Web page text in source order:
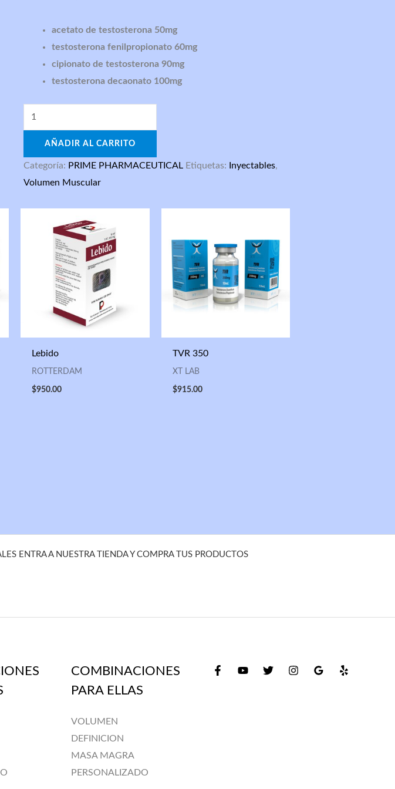
acetato de testosterona 50mg
testosterona fenilpropionato 60mg
cipionato de testosterona 90mg
testosterona decaonato 100mg
AÑADIR AL CARRITO
Categoría: PRIME PHARMACEUTICAL Etiquetas: Inyectables,
Volumen Muscular
Lebido
ROTTERDAM
$950.00
TVR 350
XT LAB
$915.00
ENTRA A NUESTRA TIENDA Y COMPRA TUS PRODUCTOS
COMBINACIONES
PARA ELLAS
VOLUMEN
DEFINICION
MASA MAGRA
PERSONALIZADO